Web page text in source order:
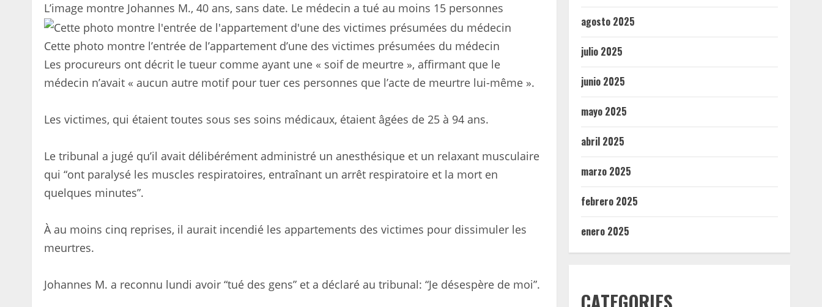
L’image montre Johannes M., 40 ans, sans date. Le médecin a tué au moins 15 personnes
Cette photo montre l’entrée de l’appartement d’une des victimes présumées du médecin
Les procureurs ont décrit le tueur comme ayant une « soif de meurtre », affirmant que le
médecin n’avait « aucun autre motif pour tuer ces personnes que l’acte de meurtre lui-même ».
Les victimes, qui étaient toutes sous ses soins médicaux, étaient âgées de 25 à 94 ans.
Le tribunal a jugé qu’il avait délibérément administré un anesthésique et un relaxant musculaire
qui “ont paralysé les muscles respiratoires, entraînant un arrêt respiratoire et la mort en
quelques minutes”.
À au moins cinq reprises, il aurait incendié les appartements des victimes pour dissimuler les
meurtres.
Johannes M. a reconnu lundi avoir “tué des gens” et a déclaré au tribunal: “Je désespère de moi”.
agosto 2025
julio 2025
junio 2025
mayo 2025
abril 2025
marzo 2025
febrero 2025
enero 2025